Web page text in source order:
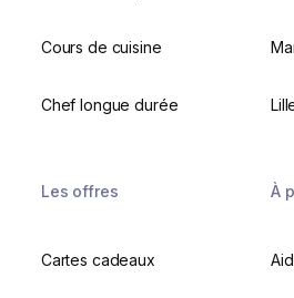
Cours de cuisine
Chef longue durée
Les offres
Cartes cadeaux
À